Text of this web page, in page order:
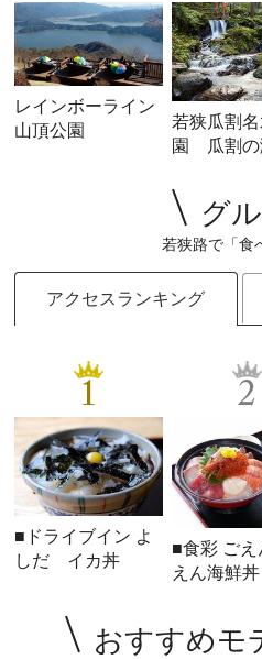
レインボーライン
山頂公園
若狭瓜割
園 瓜割の
グ
若狭路で「食
アクセスランキング
1
■ドライブイン よ
しだ イカ丼
2
■食彩 ご
えん海鮮丼
おすすめモ